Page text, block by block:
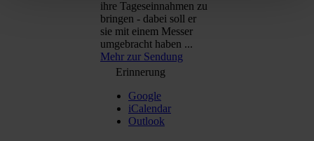
ihre Tageseinnahmen zu
bringen - dabei soll er
sie mit einem Messer
umgebracht haben ...
Mehr zur Sendung
Erinnerung
Google
iCalendar
Outlook